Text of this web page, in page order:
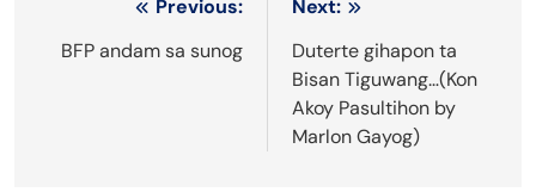
navigation
Previous:
BFP andam sa sunog
Next:
Duterte gihapon ta
Bisan Tiguwang…(Kon
Akoy Pasultihon by
Marlon Gayog)